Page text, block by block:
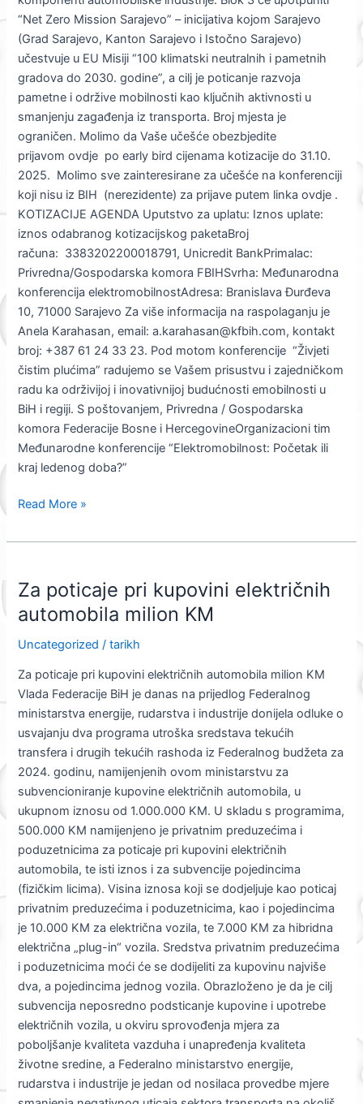
“Net Zero Mission Sarajevo” – inicijativa kojom Sarajevo
(Grad Sarajevo, Kanton Sarajevo i Istočno Sarajevo)
učestvuje u EU Misiji “100 klimatski neutralnih i pametnih
gradova do 2030. godine”, a cilj je poticanje razvoja
pametne i održive mobilnosti kao ključnih aktivnosti u
smanjenju zagađenja iz transporta. Broj mjesta je
ograničen. Molimo da Vaše učešće obezbjedite
prijavom ovdje po early bird cijenama kotizacije do 31.10.
2025. Molimo sve zainteresirane za učešće na konferenciji
koji nisu iz BIH (nerezidente) za prijave putem linka ovdje .
KOTIZACIJE AGENDA Uputstvo za uplatu: Iznos uplate:
iznos odabranog kotizacijskog paketaBroj
računa: 3383202200018791, Unicredit BankPrimalac:
Privredna/Gospodarska komora FBIHSvrha: Međunarodna
konferencija elektromobilnostAdresa: Branislava Đurđeva
10, 71000 Sarajevo Za više informacija na raspolaganju je
Anela Karahasan, email: a.karahasan@kfbih.com, kontakt
broj: +387 61 24 33 23. Pod motom konferencije “Živjeti
čistim plućima” radujemo se Vašem prisustvu i zajedničkom
radu ka održivijoj i inovativnijoj budućnosti emobilnosti u
BiH i regiji. S poštovanjem, Privredna / Gospodarska
komora Federacije Bosne i HercegovineOrganizacioni tim
Međunarodne konferencije “Elektromobilnost: Početak ili
kraj ledenog doba?”
Read More »
Za poticaje pri kupovini električnih
automobila milion KM
Uncategorized /tarikh
Za poticaje pri kupovini električnih automobila milion KM
Vlada Federacije BiH je danas na prijedlog Federalnog
ministarstva energije, rudarstva i industrije donijela odluke o
usvajanju dva programa utroška sredstava tekućih
transfera i drugih tekućih rashoda iz Federalnog budžeta za
2024. godinu, namijenjenih ovom ministarstvu za
subvencioniranje kupovine električnih automobila, u
ukupnom iznosu od 1.000.000 KM. U skladu s programima,
500.000 KM namijenjeno je privatnim preduzećima i
poduzetnicima za poticaje pri kupovini električnih
automobila, te isti iznos i za subvencije pojedincima
(fizičkim licima). Visina iznosa koji se dodjeljuje kao poticaj
privatnim preduzećima i poduzetnicima, kao i pojedincima
je 10.000 KM za električna vozila, te 7.000 KM za hibridna
električna „plug-in“ vozila. Sredstva privatnim preduzećima
i poduzetnicima moći će se dodijeliti za kupovinu najviše
dva, a pojedincima jednog vozila. Obrazloženo je da je cilj
subvencija neposredno podsticanje kupovine i upotrebe
električnih vozila, u okviru sprovođenja mjera za
poboljšanje kvaliteta vazduha i unapređenja kvaliteta
životne sredine, a Federalno ministarstvo energije,
rudarstva i industrije je jedan od nosilaca provedbe mjere
poticaje
pri
električnih
automobila
milion
KM